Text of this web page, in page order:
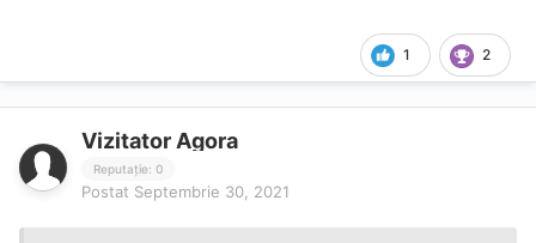
1 2
Vizitator Agora
Reputație: 0
Postat Septembrie 30, 2021